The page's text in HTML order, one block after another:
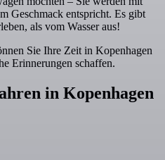
Geschmack entspricht. Es gibt
als vom Wasser aus!
Sie Ihre Zeit in Kopenhagen
Erinnerungen schaffen.
in Kopenhagen